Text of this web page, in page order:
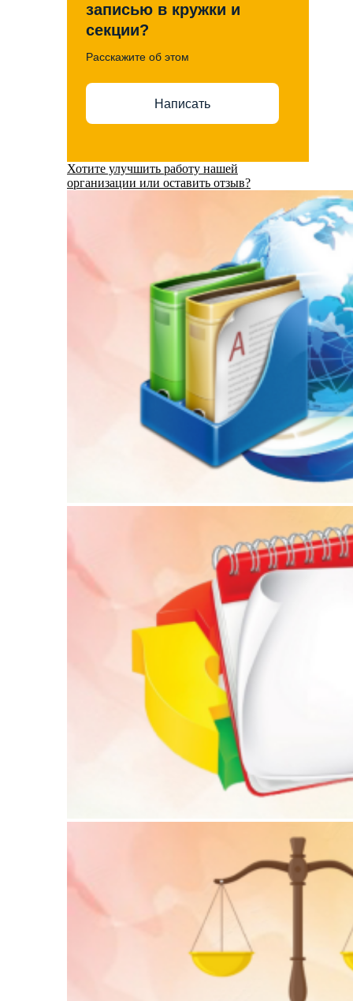
записью в кружки и
секции?
Расскажите об этом
Написать
Хотите улучшить работу нашей
организации или оставить отзыв?